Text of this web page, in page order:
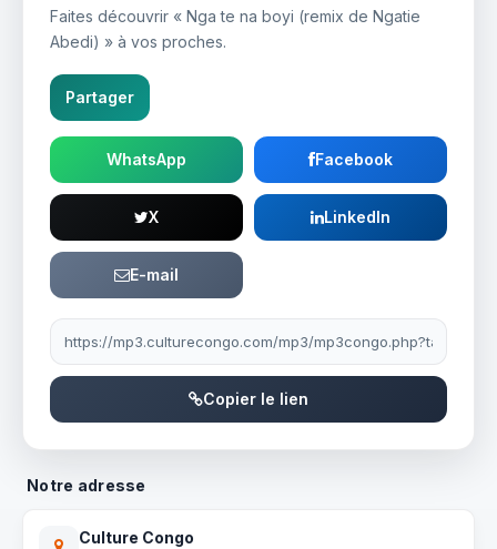
Faites découvrir « Nga te na boyi (remix de Ngatie
Abedi) » à vos proches.
Partager
WhatsApp Facebook
X LinkedIn
E-mail
Lien à partager
Copier le lien
Notre adresse
Culture Congo